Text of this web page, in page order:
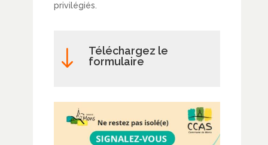
privilégiés.
"
Téléchargez le
formulaire